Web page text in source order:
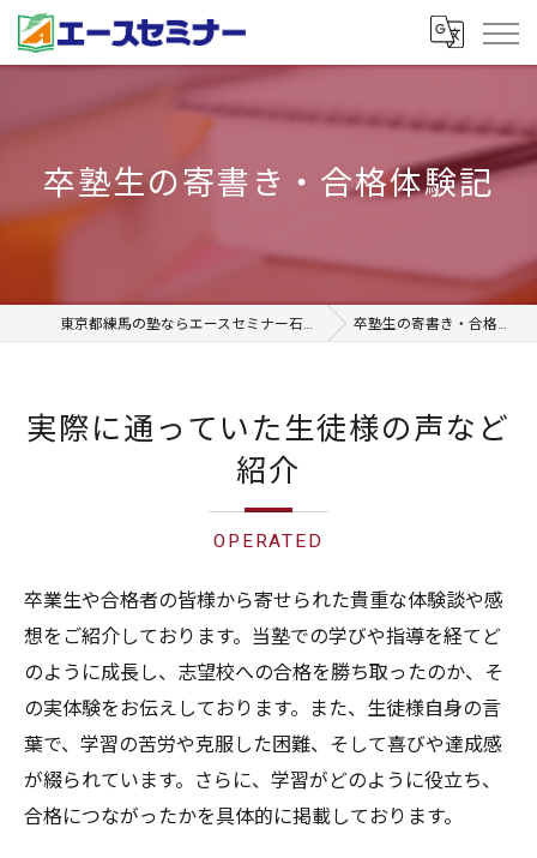
卒塾生の寄書き・合格体験記
東京都練馬の塾ならエースセミナー石神井本校 卒塾生の寄書き・合格体験記
実際に通っていた生徒様の声など
紹介
OPERATED
卒業生や合格者の皆様から寄せられた貴重な体験談や感
想をご紹介しております。当塾での学びや指導を経てど
のように成長し、志望校への合格を勝ち取ったのか、そ
の実体験をお伝えしております。また、生徒様自身の言
葉で、学習の苦労や克服した困難、そして喜びや達成感
が綴られています。さらに、学習がどのように役立ち、
合格につながったかを具体的に掲載しております。